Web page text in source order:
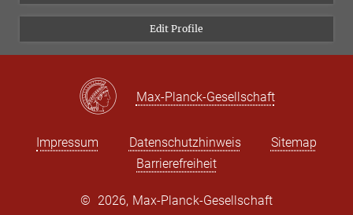
Vimeo
Newsletter
Edit Profile
Max-Planck-Gesellschaft
Impressum Datenschutzhinweis
Sitemap
Barrierefreiheit
© 2026, Max-Planck-Gesellschaft